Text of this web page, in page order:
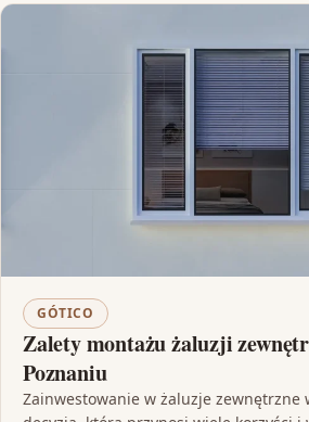
GÓTICO
Zalety montażu żaluzji
Poznaniu
Zainwestowanie w żaluzje zewnętrzne